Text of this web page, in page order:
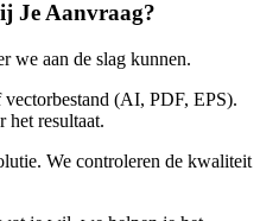
Je Aanvraag?
we aan de slag kunnen.
(AI, PDF, EPS).
het resultaat.
We controleren de kwaliteit